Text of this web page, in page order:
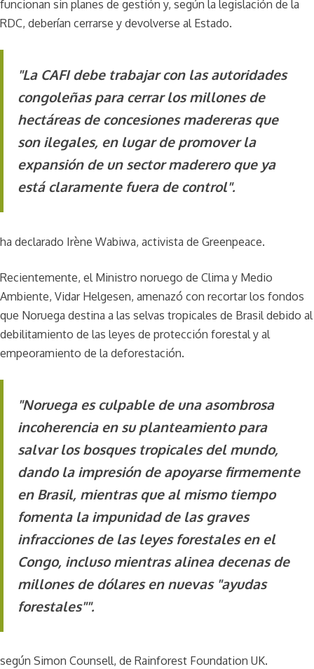
funcionan sin planes de gestión y, según la legislación de la
RDC, deberían cerrarse y devolverse al Estado.
"La CAFI debe trabajar con las autoridades
congoleñas para cerrar los millones de
hectáreas de concesiones madereras que
son ilegales, en lugar de promover la
expansión de un sector maderero que ya
está claramente fuera de control".
ha declarado Irène Wabiwa, activista de Greenpeace.
Recientemente, el Ministro noruego de Clima y Medio
Ambiente, Vidar Helgesen, amenazó con recortar los fondos
que Noruega destina a las selvas tropicales de Brasil debido al
debilitamiento de las leyes de protección forestal y al
empeoramiento de la deforestación.
"Noruega es culpable de una asombrosa
incoherencia en su planteamiento para
salvar los bosques tropicales del mundo,
dando la impresión de apoyarse firmemente
en Brasil, mientras que al mismo tiempo
fomenta la impunidad de las graves
infracciones de las leyes forestales en el
Congo, incluso mientras alinea decenas de
millones de dólares en nuevas "ayudas
forestales"".
según Simon Counsell, de Rainforest Foundation UK.